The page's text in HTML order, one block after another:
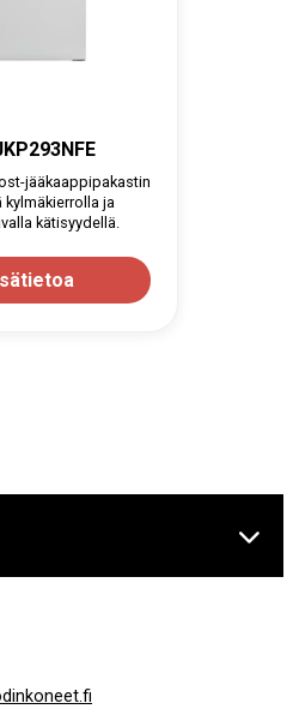
jääkaappipakastin
kylmäkierrolla ja
kätisyydellä.
